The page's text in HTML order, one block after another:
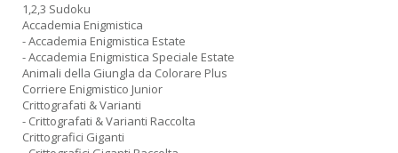
1,2,3 Sudoku
Accademia Enigmistica
- Accademia Enigmistica Estate
- Accademia Enigmistica Speciale Estate
Animali della Giungla da Colorare Plus
Corriere Enigmistico Junior
Crittografati & Varianti
- Crittografati & Varianti Raccolta
Crittografici Giganti